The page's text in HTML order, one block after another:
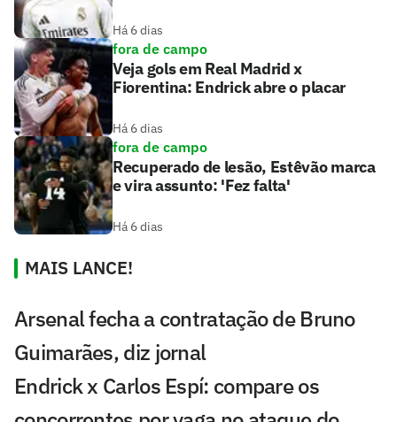
Há 6 dias
fora de campo
Veja gols em Real Madrid x
Fiorentina: Endrick abre o placar
Há 6 dias
fora de campo
Recuperado de lesão, Estêvão marca
e vira assunto: 'Fez falta'
Há 6 dias
MAIS LANCE!
Arsenal fecha a contratação de Bruno
Guimarães, diz jornal
Endrick x Carlos Espí: compare os